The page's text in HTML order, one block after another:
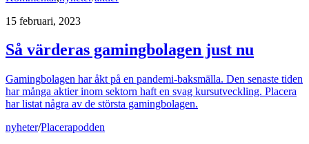
15 februari, 2023
Så värderas gamingbolagen just nu
Gamingbolagen har åkt på en pandemi-baksmälla. Den senaste tiden
har många aktier inom sektorn haft en svag kursutveckling. Placera
har listat några av de största gamingbolagen.
nyheter/Placerapodden